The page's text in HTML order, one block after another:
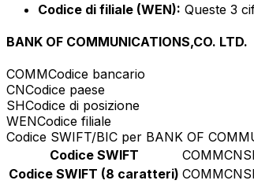
Codice di filiale (WEN): Queste 3
BANK OF COMMUNICATIONS,CO. LTD.
COMMCodice bancario
CNCodice paese
SHCodice di posizione
WENCodice filiale
Codice SWIFT/BIC per BANK OF
Codice SWIFT
Codice SWIFT (8 caratteri)